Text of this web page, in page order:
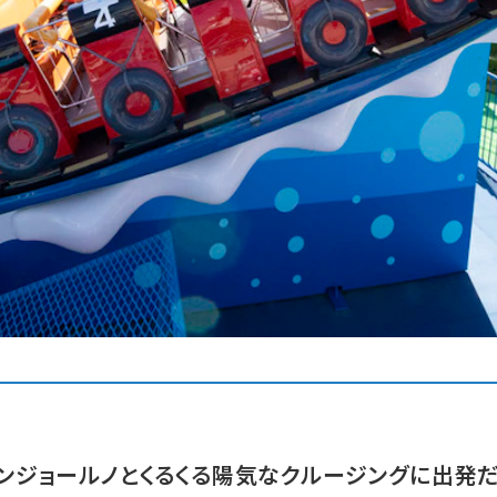
ジョールノとくるくる陽気なクルージングに出発だ